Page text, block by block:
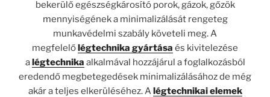
bekerülő egészségkárosító porok, gázok, gőzök
mennyiségének a minimalizálását rengeteg
munkavédelmi szabály követeli meg. A
megfelelőlégtechnika gyártása és kivitelezése
alégtechnika alkalmával hozzájárul a foglalkozásból
eredendő megbetegedések minimalizálásához de még
akár a teljes elkerüléséhez. Alégtechnikai elemek